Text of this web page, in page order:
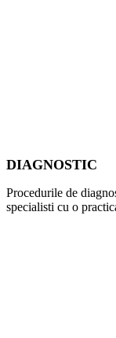
DIAGNOSTIC
Procedurile de
specialisti cu o